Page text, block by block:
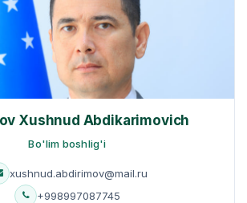
Xushnud Abdikarimovich
Bo'lim boshlig'i
xushnud.abdirimov@mail.ru
+998997087745